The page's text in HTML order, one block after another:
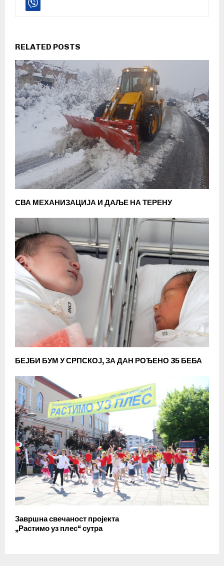
RELATED POSTS
СВА МЕХАНИЗАЦИЈА И ДАЉЕ НА ТЕРЕНУ
БЕЈБИ БУМ У СРПСКОЈ, ЗА ДАН РОЂЕНО 35 БЕБА
Завршна свечаност пројекта
„Растимо уз плес“ сутра